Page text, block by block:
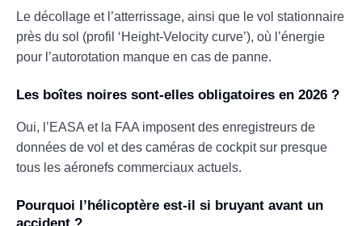
Le décollage et l’atterrissage, ainsi que le vol stationnaire
près du sol (profil ‘Height-Velocity curve’), où l’énergie
pour l’autorotation manque en cas de panne.
Les boîtes noires sont-elles obligatoires en 2026 ?
Oui, l’EASA et la FAA imposent des enregistreurs de
données de vol et des caméras de cockpit sur presque
tous les aéronefs commerciaux actuels.
Pourquoi l’hélicoptère est-il si bruyant avant un